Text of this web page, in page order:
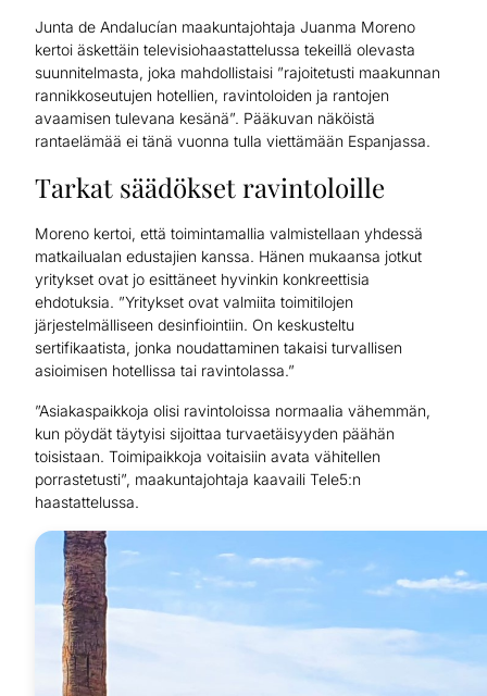
Junta de Andalucían maakuntajohtaja Juanma Moreno
kertoi äskettäin televisiohaastattelussa tekeillä olevasta
suunnitelmasta, joka mahdollistaisi ”rajoitetusti maakunnan
rannikkoseutujen hotellien, ravintoloiden ja rantojen
avaamisen tulevana kesänä”. Pääkuvan näköistä
rantaelämää ei tänä vuonna tulla viettämään Espanjassa.
Tarkat säädökset ravintoloille
Moreno kertoi, että toimintamallia valmistellaan yhdessä
matkailualan edustajien kanssa. Hänen mukaansa jotkut
yritykset ovat jo esittäneet hyvinkin konkreettisia
ehdotuksia. ”Yritykset ovat valmiita toimitilojen
järjestelmälliseen desinfiointiin. On keskusteltu
sertifikaatista, jonka noudattaminen takaisi turvallisen
asioimisen hotellissa tai ravintolassa.”
”Asiakaspaikkoja olisi ravintoloissa normaalia vähemmän,
kun pöydät täytyisi sijoittaa turvaetäisyyden päähän
toisistaan. Toimipaikkoja voitaisiin avata vähitellen
porrastetusti”, maakuntajohtaja kaavaili Tele5:n
haastattelussa.